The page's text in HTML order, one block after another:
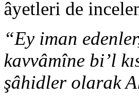
âyetleri de
“Ey iman
kavvâmîne bi’l
şâhidler olarak